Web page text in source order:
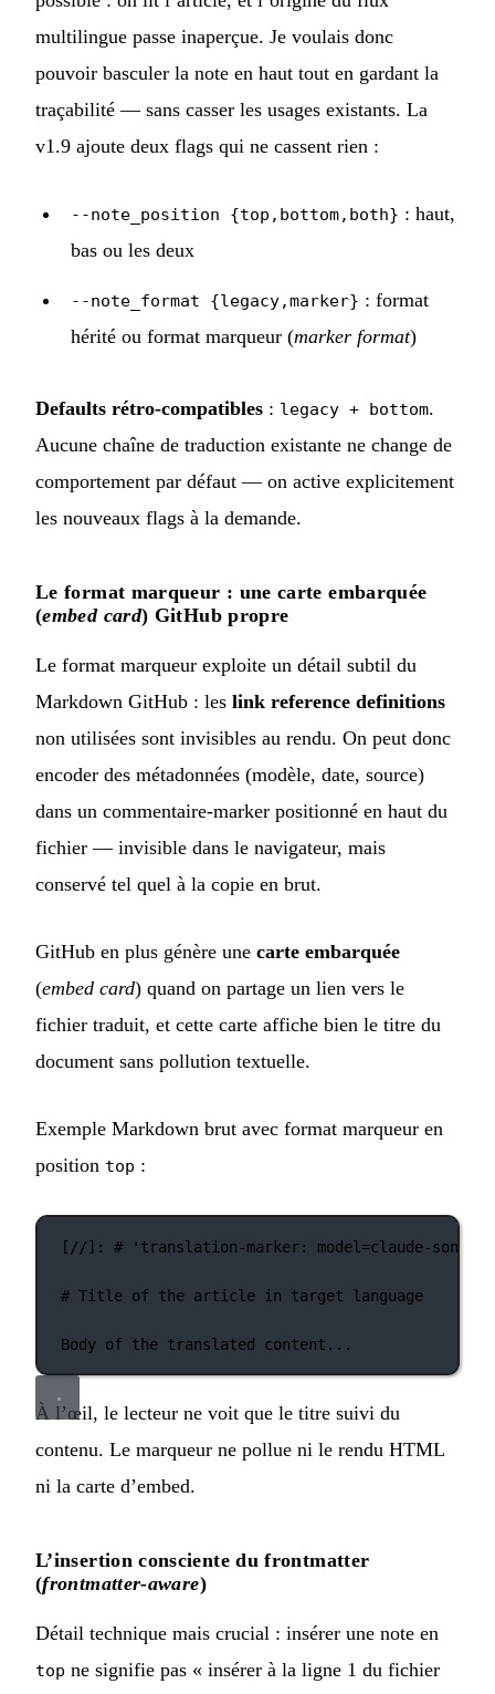
multilingue passe inaperçue. Je voulais donc
pouvoir basculer la note en haut tout en gardant la
traçabilité — sans casser les usages existants. La
v1.9 ajoute deux flags qui ne cassent rien :
--note_position {top,bottom,both} : haut,
bas ou les deux
--note_format {legacy,marker} : format
hérité ou format marqueur (marker format)
Defaults rétro-compatibles : legacy + bottom.
Aucune chaîne de traduction existante ne change de
comportement par défaut — on active explicitement
les nouveaux flags à la demande.
Le format marqueur : une carte embarquée
(embed card) GitHub propre
Le format marqueur exploite un détail subtil du
Markdown GitHub : les link reference definitions
non utilisées sont invisibles au rendu. On peut donc
encoder des métadonnées (modèle, date, source)
dans un commentaire-marker positionné en haut du
fichier — invisible dans le navigateur, mais
conservé tel quel à la copie en brut.
GitHub en plus génère une carte embarquée
(embed card) quand on partage un lien vers le
fichier traduit, et cette carte affiche bien le titre du
document sans pollution textuelle.
Exemple Markdown brut avec format marqueur en
position top :
[ //]: # ' translation-marker: model=claude-
# Title of the article in target language
Body of the translated content...
À l’œil, le lecteur ne voit que le titre suivi du
contenu. Le marqueur ne pollue ni le rendu HTML
ni la carte d’embed.
L’insertion consciente du frontmatter
(frontmatter-aware)
Détail technique mais crucial : insérer une note en
top ne signifie pas « insérer à la ligne 1 du fichier